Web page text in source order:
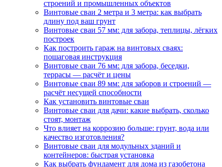
строений и промышленных объектов
Винтовые сваи 2 метра и 3 метра: как выбрать
длину под ваш грунт
Винтовые сваи 57 мм: для забора, теплицы, лёгких
построек
Как построить гараж на винтовых сваях:
пошаговая инструкция
Винтовые сваи 76 мм: для забора, беседки,
террасы — расчёт и цены
Винтовые сваи 89 мм: для заборов и строений —
расчёт несущей способности
Как установить винтовые сваи
Винтовые сваи для дачи: какие выбрать, сколько
стоят, монтаж
Что влияет на коррозию больше: грунт, вода или
качество изготовления?
Винтовые сваи для модульных зданий и
контейнеров: быстрая установка
Как выбрать фундамент для дома из газобетона